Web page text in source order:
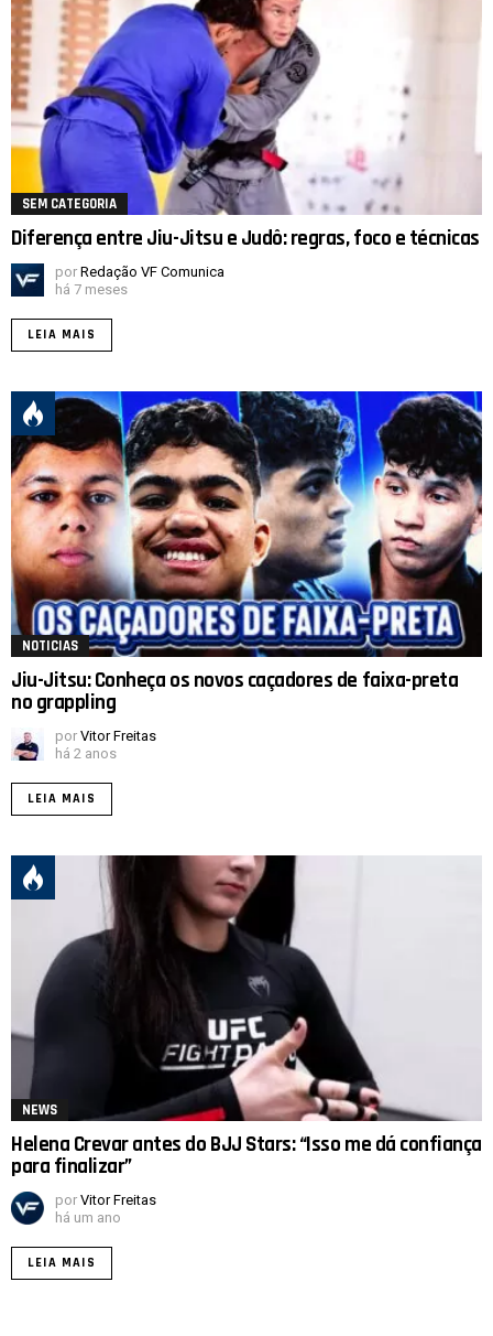
SEM CATEGORIA
Diferença entre Jiu-Jitsu e Judô: regras, foco e técnicas
por Redação VF Comunica
há 7 meses
LEIA MAIS
NOTICIAS
Jiu-Jitsu: Conheça os novos caçadores de faixa-preta
no grappling
por Vitor Freitas
há 2 anos
LEIA MAIS
NEWS
Helena Crevar antes do BJJ Stars: “Isso me dá confiança
para finalizar”
por Vitor Freitas
há um ano
LEIA MAIS